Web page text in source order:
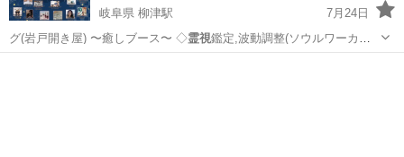
岐阜県 柳津駅
7月24日
グ(岩戸開き屋) 〜癒しブース〜 ◇霊視鑑定,波動調整(ソウルワーカー
神開己佳…